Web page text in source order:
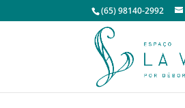
(65) 98140-2992